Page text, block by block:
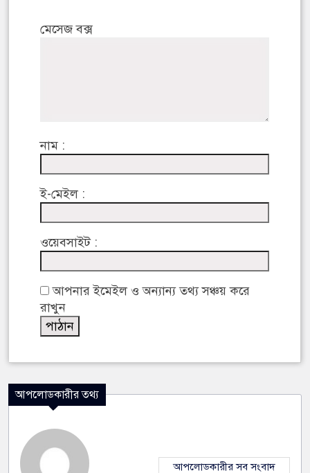
মেসেজ বক্স
নাম :
ই-মেইল :
ওয়েবসাইট :
আপনার ইমেইল ও অন্যান্য তথ্য সঞ্চয় করে
রাখুন
আপলোডকারীর তথ্য
আপলোডকারীর সব সংবাদ